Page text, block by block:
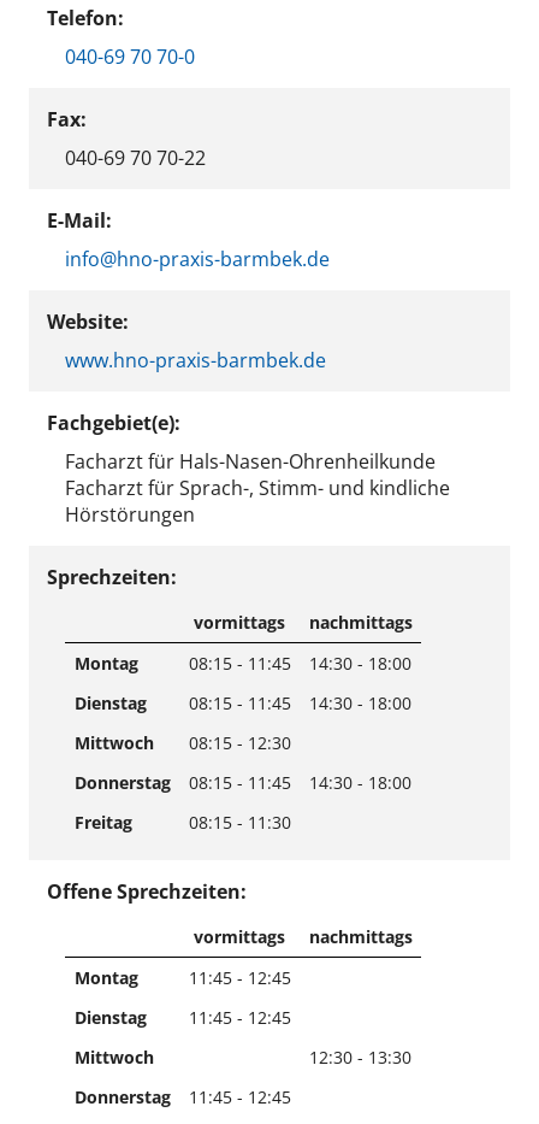
Telefon:
040-69 70 70-0
Fax:
040-69 70 70-22
E-Mail:
info@hno-praxis-barmbek.de
Website:
www.hno-praxis-barmbek.de
Fachgebiet(e):
Facharzt für Hals-Nasen-Ohrenheilkunde
Facharzt für Sprach-, Stimm- und kindliche
Hörstörungen
Sprechzeiten:
vormittags
nachmittags
Montag
08:15 - 11:45
14:30 - 18:00
Dienstag
08:15 - 11:45
14:30 - 18:00
Mittwoch
08:15 - 12:30
Donnerstag
08:15 - 11:45
14:30 - 18:00
Freitag
08:15 - 11:30
Offene Sprechzeiten:
vormittags
nachmittags
Montag
11:45 - 12:45
Dienstag
11:45 - 12:45
Mittwoch
12:30 - 13:30
Donnerstag
11:45 - 12:45